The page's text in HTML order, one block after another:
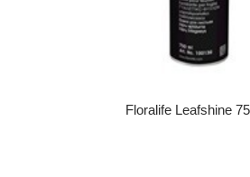
Floralife Leafshine